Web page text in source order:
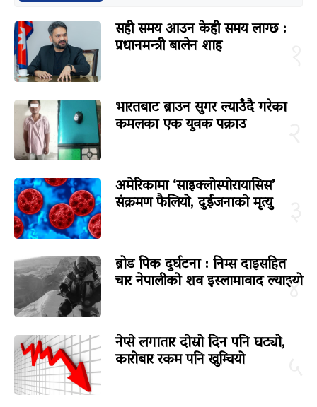
सही समय आउन केही समय लाग्छ :
प्रधानमन्त्री बालेन शाह
भारतबाट ब्राउन सुगर ल्याउँदै गरेका
कमलका एक युवक पक्राउ
अमेरिकामा ‘साइक्लोस्पोरायासिस’
संक्रमण फैलियो, दुईजनाको मृत्यु
४
ब्रोड पिक दुर्घटना : निम्स दाइसहित
चार नेपालीको शव इस्लामावाद ल्याइयो
नेप्से लगातार दोस्रो दिन पनि घट्यो,
कारोबार रकम पनि खुम्चियो